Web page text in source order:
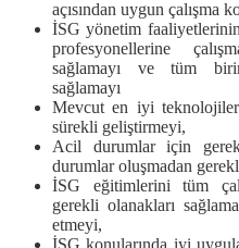
açısından uygun çalışma
İSG yönetim
profesyonellerine
sağlamayı ve tüm
sağlamayı
Mevcut en iyi teknolojileri
sürekli geliştirmeyi,
Acil durumlar için
durumlar oluşmadan
İSG eğitimlerini tüm
gerekli olanakları
etmeyi,